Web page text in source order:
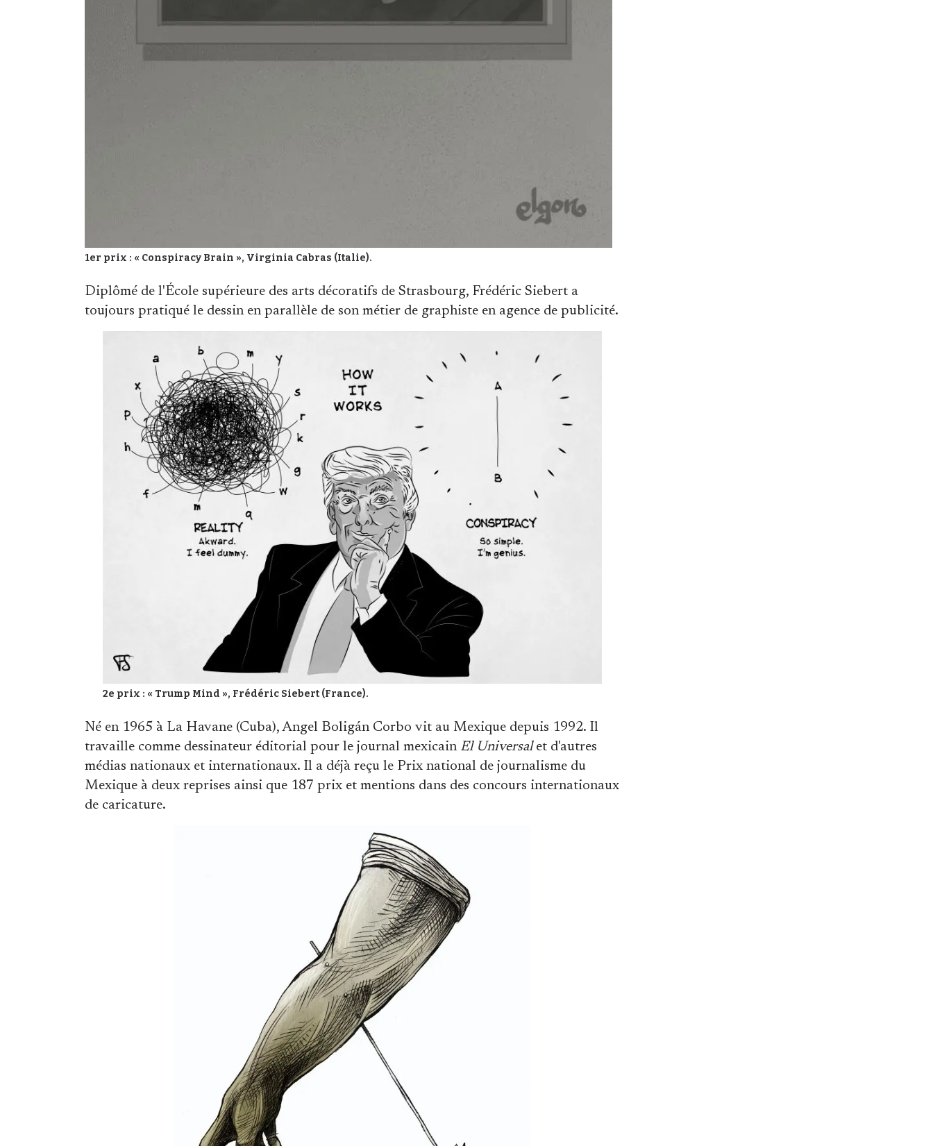
1er prix : « Conspiracy Brain », Virginia Cabras (Italie).
Diplômé de l'École supérieure des arts décoratifs de Strasbourg, Frédéric Siebert a
toujours pratiqué le dessin en parallèle de son métier de graphiste en agence de publicité.
2e prix : « Trump Mind », Frédéric Siebert (France).
Né en 1965 à La Havane (Cuba), Angel Boligán Corbo vit au Mexique depuis 1992. Il
travaille comme dessinateur éditorial pour le journal mexicain El Universalet d'autres
médias nationaux et internationaux. Il a déjà reçu le Prix national de journalisme du
Mexique à deux reprises ainsi que 187 prix et mentions dans des concours internationaux
de caricature.